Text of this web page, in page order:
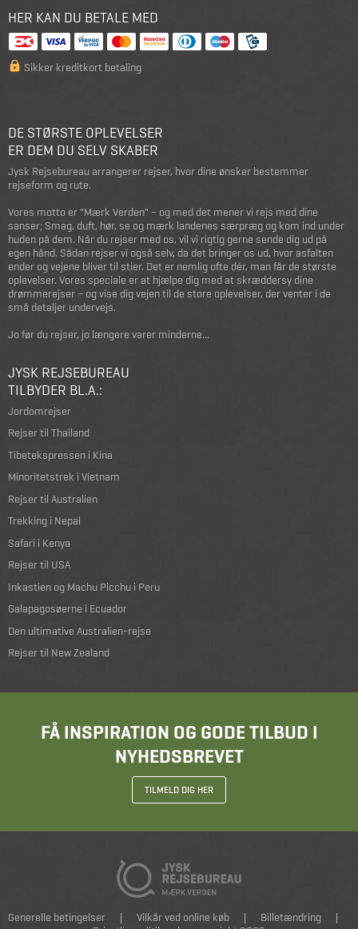
HER KAN DU BETALE MED
Sikker kreditkort betaling
DE STØRSTE OPLEVELSER
ER DEM DU SELV SKABER
Jysk Rejsebureau arrangerer rejser, hvor dine ønsker bestemmer
rejseform og rute.
Vores motto er "Mærk Verden" – og med det mener vi rejs med dine
sanser; Smag, duft, hør, se og mærk landenes særpræg og kom ind under
huden på dem. Når du rejser med os, vil vi rigtig gerne sende dig ud på
egen hånd. Sådan rejser vi også selv, da det bringer os ud, hvor asfalten
ender og vejene bliver til stier. Det er nemlig ofte dér, man får de største
oplevelser. Vores speciale er at hjælpe dig med at skræddersy dine
drømmerejser – og vise dig vejen til de store oplevelser, der venter i de
små detaljer undervejs.
Jo før du rejser, jo længere varer minderne...
JYSK REJSEBUREAU
TILBYDER BL.A.:
Jordomrejser
Rejser til Thailand
Tibetekspressen i Kina
Minoritetstrek i Vietnam
Rejser til Australien
Trekking i Nepal
Safari i Kenya
Rejser til USA
Inkastien og Machu Picchu i Peru
Galapagosøerne i Ecuador
Den ultimative Australien-rejse
Rejser til New Zealand
FÅ INSPIRATION OG GODE TILBUD I
NYHEDSBREVET
TILMELD DIG HER
Generelle betingelser | Vilkår ved online køb | Billetændring
|